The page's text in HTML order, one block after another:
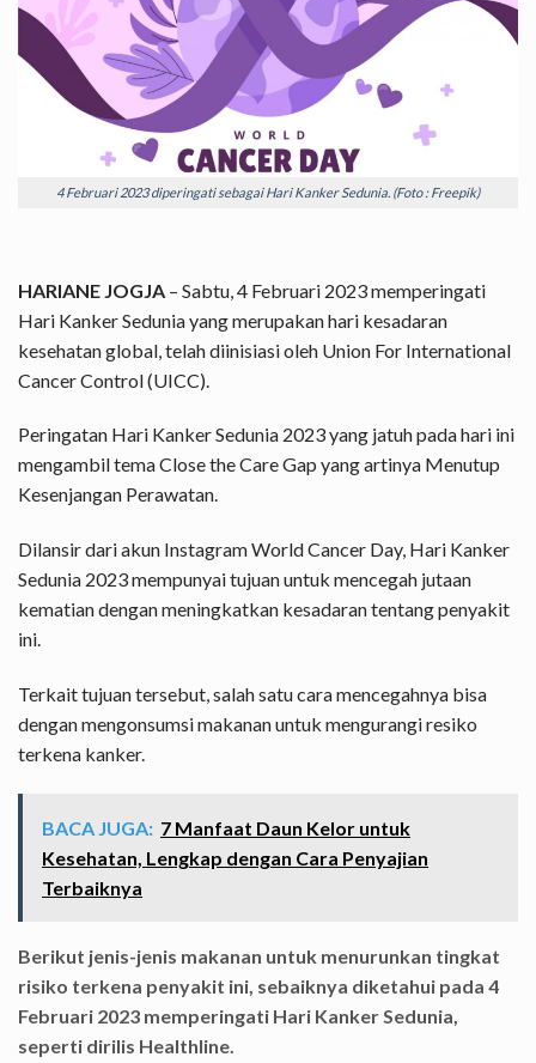
4 Februari 2023 diperingati sebagai Hari Kanker Sedunia. (Foto : Freepik)
HARIANE JOGJA – Sabtu, 4 Februari 2023 memperingati
Hari Kanker Sedunia yang merupakan hari kesadaran
kesehatan global, telah diinisiasi oleh Union For International
Cancer Control (UICC).
Peringatan Hari Kanker Sedunia 2023 yang jatuh pada hari ini
mengambil tema Close the Care Gap yang artinya Menutup
Kesenjangan Perawatan.
Dilansir dari akun Instagram World Cancer Day, Hari Kanker
Sedunia 2023 mempunyai tujuan untuk mencegah jutaan
kematian dengan meningkatkan kesadaran tentang penyakit
ini.
Terkait tujuan tersebut, salah satu cara mencegahnya bisa
dengan mengonsumsi makanan untuk mengurangi resiko
terkena kanker.
BACA JUGA: 7 Manfaat Daun Kelor untuk
Kesehatan, Lengkap dengan Cara Penyajian
Terbaiknya
Berikut jenis-jenis makanan untuk menurunkan tingkat
risiko terkena penyakit ini, sebaiknya diketahui pada 4
Februari 2023 memperingati Hari Kanker Sedunia,
seperti dirilis Healthline.